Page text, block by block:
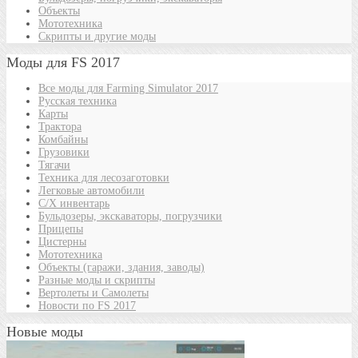
Объекты
Мототехника
Скрипты и другие моды
Моды для FS 2017
Все моды для Farming Simulator 2017
Русская техника
Карты
Трактора
Комбайны
Грузовики
Тягачи
Техника для лесозаготовки
Легковые автомобили
С/Х инвентарь
Бульдозеры, экскаваторы, погрузчики
Прицепы
Цистерны
Мототехника
Объекты (гаражи, здания, заводы)
Разные моды и скрипты
Вертолеты и Самолеты
Новости по FS 2017
Новые моды